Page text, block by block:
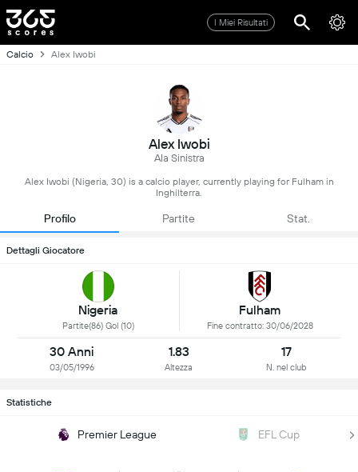
I Miei Risultati
Calcio Alex Iwobi
Alex Iwobi
Ala Sinistra
Alex Iwobi (Nigeria, 30) is a calcio player, currently playing for Fulham in
Inghilterra.
Profilo Partite Stat.
Dettagli Giocatore
Nigeria
Partite(86) Gol (10)
Fulham
Fine contratto: 30/06/2028
30 Anni
03/05/1996
1.83
Altezza
17
N. nel club
Statistiche
Premier League EFL Cup